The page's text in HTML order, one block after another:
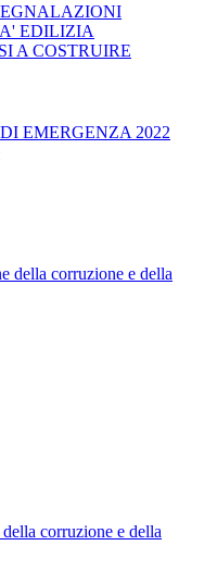
EDILIZIA
A COSTRUIRE
EMERGENZA 2022
della corruzione e della
corruzione e della